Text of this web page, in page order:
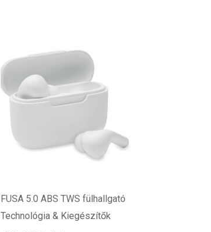
FUSA 5.0 ABS TWS fülhallgató
Technológia & Kiegészítők